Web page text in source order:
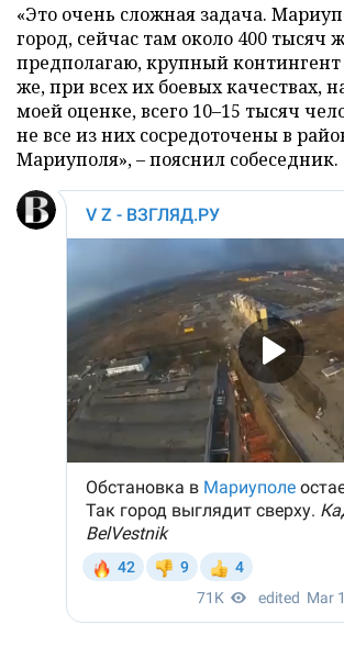
«Это очень сложная задача.
город, сейчас там около 400 тысяч
предполагаю, крупный
же, при всех их боевых качествах,
моей оценке, всего 10–15 тысяч
не все из них сосредоточены в
Мариуполя», – пояснил собеседник.